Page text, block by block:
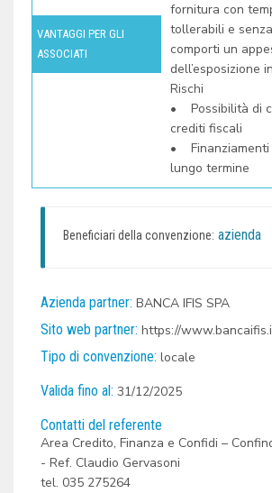
VANTAGGI PER GLI
ASSOCIATI
fornitura con
tollerabili e
comporti un
dell’esposizione
Rischi
•
Possibilità di
crediti fiscali
•
lungo termine
Beneficiari della convenzione: azienda
Azienda partner: BANCA IFIS SPA
Sito web partner: https://
Tipo di convenzione: locale
Valida fino al: 31/12/2025
Contatti del referente
Area Credito, Finanza e Confidi –
- Ref. Claudio Gervasoni
tel. 035 275264